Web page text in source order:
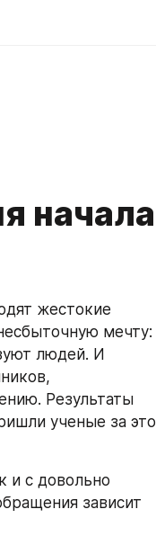
начала
мечту:
людей. И
Результаты
ученые за это
зависит